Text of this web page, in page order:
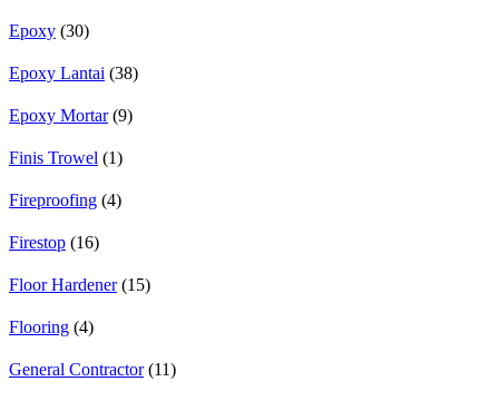
Epoxy (30)
Epoxy Lantai (38)
Epoxy Mortar(9)
Finis Trowel (1)
Fireproofing (4)
Firestop (16)
Floor Hardener(15)
Flooring (4)
General Contractor(11)